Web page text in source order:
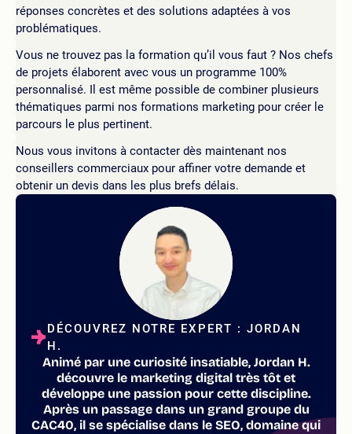
réponses concrètes et des solutions adaptées à vos
problématiques.
Vous ne trouvez pas la formation qu’il vous faut ? Nos chefs
de projets élaborent avec vous un programme 100%
personnalisé. Il est même possible de combiner plusieurs
thématiques parmi nos formations marketing pour créer le
parcours le plus pertinent.
Nous vous invitons à contacter dès maintenant nos
conseillers commerciaux pour affiner votre demande et
obtenir un devis dans les plus brefs délais.
DÉCOUVREZ NOTRE EXPERT : JORDAN
H.
Animé par une curiosité insatiable, Jordan H.
découvre le marketing digital très tôt et
développe une passion pour cette discipline.
Après un passage dans un grand groupe du
CAC40, il se spécialise dans le SEO, domaine qui